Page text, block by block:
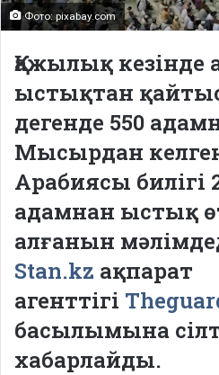
Фото: pixabay.com
Қажылық кезінде
ыстықтан
дегенде 550
Мысырдан
Арабиясы билігі
адамнан ыстық
алғанын
Stan.kz ақпарат
агенттігі
басылымына
хабарлайды.